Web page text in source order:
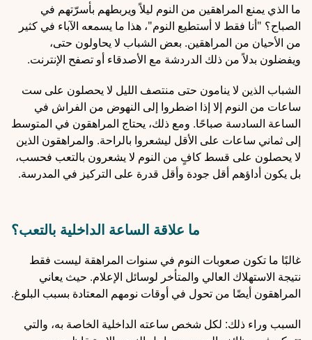
ما الذي يمنع المراهقين من النوم ليلاً ويربطهم بأسرّتهم في
الصباح؟ "أنا فقط لا أستطيع النوم"، هذا ما يسمعه الآباء في كثير
من الأحيان من المراهقين. بعض الشباب لا يحاولون حتى،
ويفضلون بدلاً من ذلك الدردشة مع الأصدقاء أو تصفح الإنترنت.
الشباب الذين لا ينامون حتى منتصف الليل لا يحصلون على ست
ساعات من النوم إلا إذا اضطروا إلى النهوض من الفراش في
الساعة السادسة صباحًا. ومع ذلك، يحتاج المراهقون في المتوسط
إلى ثماني ساعات على الأقل ليشعروا بالراحة. والمراهقون الذين
لا يحصلون على قسط كافٍ من النوم لا يشعرون بالتعب فحسب،
بل يكون أداؤهم أقل جودة وأقل قدرة على التركيز في المدرسة.
ما علاقة الساعة الداخلية بالتعب؟
غالبًا ما تكون صعوبات النوم في سنوات المراهقة ليست فقط
نتيجة الاستهلاك العالي والمتأخر لوسائل الإعلام. حيث يعاني
المراهقون أيضًا من تحول في أوقات نومهم المعتادة بسبب البلوغ.
السبب وراء ذلك: لكل شخص ساعته الداخلية الخاصة به، والتي